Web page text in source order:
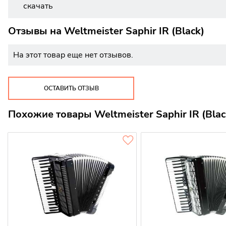
скачать
Отзывы на Weltmeister Saphir IR (Black)
На этот товар еще нет отзывов.
ОСТАВИТЬ ОТЗЫВ
Похожие товары Weltmeister Saphir IR